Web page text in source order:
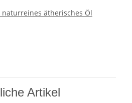
naturreines ätherisches Öl
Artikel